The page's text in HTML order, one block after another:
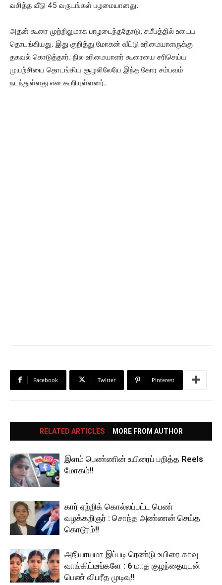
வசித்த வீடு 45 வருடங்கள் பழமையானது.
அதன் கூரை முற்றிலுமாக பாழடைந்ததோடு, சமீபத்தில் உடைய
தொடங்கியது. இது குறித்து மோகன் வீட்டு உரிமையாளருக்கு
தகவல் கொடுத்தார். நில உரிமையாளர் கூரையை சரிசெய்ய
முயற்சியை தொடங்கிய சூழலிலேயே இந்த கோர சம்பவம்
நடந்துள்ளது என கூறியுள்ளனர்.
Facebook Twitter Pinterest
RELATED ARTICLES MORE FROM AUTHOR
இளம் பெண்ணின் உயிரைப் பறித்த Reels
மோகம்!!
கார் ஏற்றிக் கொல்லப்பட்ட பெண்
வழக்கறிஞர் : சொந்த அண்ணன் செய்த
கொடூரம்!!
அநியாயமா இப்படி ரெண்டு உயிரை காவு
வாங்கிட்டீங்களே : 6 மாத குழந்தையுடன்
பெண் விபரீத முடிவு!!